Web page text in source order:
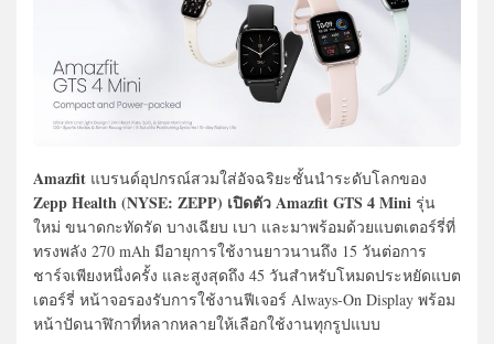
Amazfit แบรนด์อุปกรณ์สวมใส่อัจฉริยะชั้นนำระดับโลกของ
Zepp Health (NYSE: ZEPP) เปิดตัว Amazfit GTS 4 Mini รุ่น
ใหม่ ขนาดกะทัดรัด บางเฉียบ เบา และมาพร้อมด้วยแบตเตอร์รี่ที่
ทรงพลัง 270 mAh มีอายุการใช้งานยาวนานถึง 15 วันต่อการ
ชาร์จเพียงหนึ่งครั้ง และสูงสุดถึง 45 วันสำหรับโหมดประหยัดแบต
เตอร์รี่ หน้าจอรองรับการใช้งานฟีเจอร์ Always-On Display พร้อม
หน้าปัดนาฬิกาที่หลากหลายให้เลือกใช้งานทุกรูปแบบ